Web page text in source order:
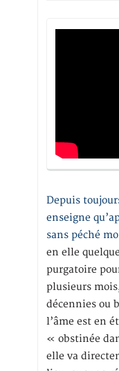
Depuis
enseigne
sans péché
en elle
purgatoire
plusieurs
décennies ou
l’âme est en
« obstinée
elle va